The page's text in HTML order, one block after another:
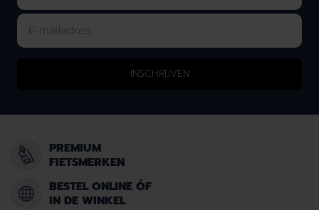
INSCHRIJVEN
PREMIUM
FIETSMERKEN
BESTEL ONLINE ÓF
IN DE WINKEL